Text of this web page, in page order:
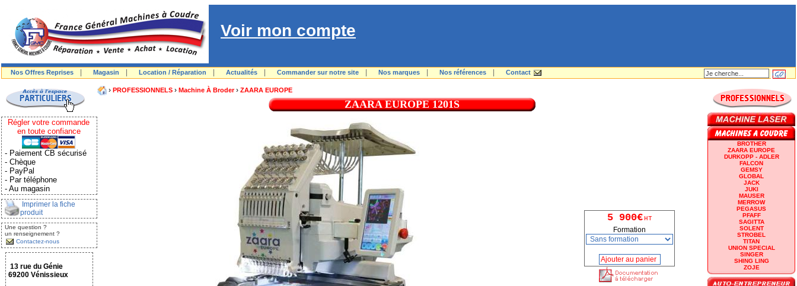
Voir mon compte
Nos Offres Reprises Magasin Location / Réparation Actualités Commander sur notre site Nos marques Nos références Contact
Régler votre commande
en toute confiance
- Paiement CB sécurisé
- Chèque
- PayPal
- Par téléphone
- Au magasin
Imprimer la fiche
produit
Une question ?
un renseignement ?
Contactez-nous
13 rue du Génie
69200 Vénissieux
› PROFESSIONNELS › Machine À Broder› ZAARA EUROPE
ZAARA EUROPE 1201S
5 900€ HT
Formation
BROTHER
ZAARA EUROPE
DURKOPP - ADLER
FALCON
GEMSY
GLOBAL
JACK
JUKI
MAUSER
MERROW
PEGASUS
PFAFF
SAGITTA
SOLENT
STROBEL
TITAN
UNION SPECIAL
SINGER
SHING LING
ZOJE